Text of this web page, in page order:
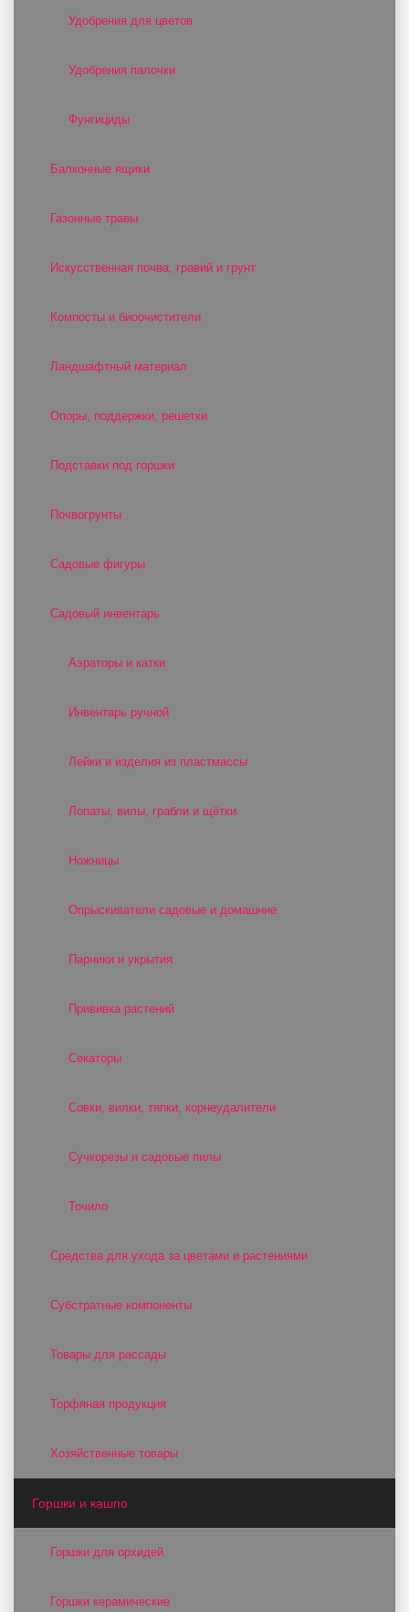
Удобрения для цветов
Удобрения палочки
Фунгициды
Балконные ящики
Газонные травы
Искусственная почва, гравий и грунт
Компосты и биоочистители
Ландшафтный материал
Опоры, поддержки, решетки
Подставки под горшки
Почвогрунты
Садовые фигуры
Садовый инвентарь
Аэраторы и катки
Инвентарь ручной
Лейки и изделия из пластмассы
Лопаты, вилы, грабли и щётки
Ножницы
Опрыскиватели садовые и домашние
Парники и укрытия
Прививка растений
Секаторы
Совки, вилки, тяпки, корнеудалители
Сучкорезы и садовые пилы
Точило
Средства для ухода за цветами и растениями
Субстратные компоненты
Товары для рассады
Торфяная продукция
Хозяйственные товары
Горшки и кашпо
Горшки для орхидей
Горшки керамические